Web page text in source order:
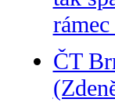
ČT